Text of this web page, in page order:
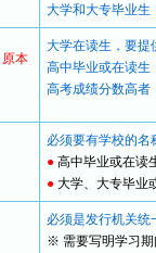
大学和大专毕业生
原本
大学在读生，要提
高中毕业或在读生
高考成绩分数高者
必须要有学校的名
● 高中毕业或在读
● 大学、大专毕业
必须是发行机关统
※ 需要写明学习期